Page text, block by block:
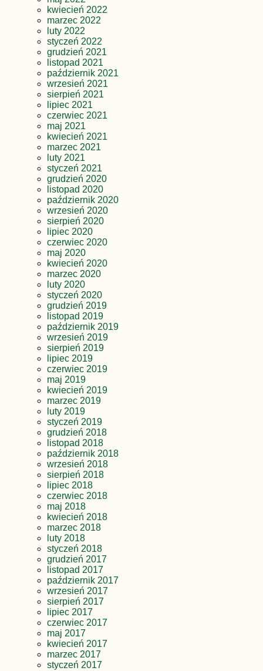
kwiecień 2022
marzec 2022
luty 2022
styczeń 2022
grudzień 2021
listopad 2021
październik 2021
wrzesień 2021
sierpień 2021
lipiec 2021
czerwiec 2021
maj 2021
kwiecień 2021
marzec 2021
luty 2021
styczeń 2021
grudzień 2020
listopad 2020
październik 2020
wrzesień 2020
sierpień 2020
lipiec 2020
czerwiec 2020
maj 2020
kwiecień 2020
marzec 2020
luty 2020
styczeń 2020
grudzień 2019
listopad 2019
październik 2019
wrzesień 2019
sierpień 2019
lipiec 2019
czerwiec 2019
maj 2019
kwiecień 2019
marzec 2019
luty 2019
styczeń 2019
grudzień 2018
listopad 2018
październik 2018
wrzesień 2018
sierpień 2018
lipiec 2018
czerwiec 2018
maj 2018
kwiecień 2018
marzec 2018
luty 2018
styczeń 2018
grudzień 2017
listopad 2017
październik 2017
wrzesień 2017
sierpień 2017
lipiec 2017
czerwiec 2017
maj 2017
kwiecień 2017
marzec 2017
styczeń 2017